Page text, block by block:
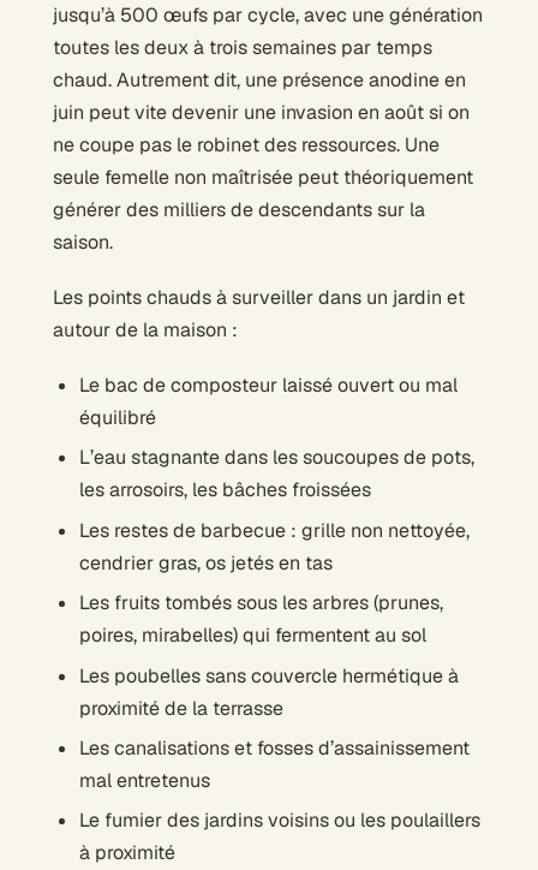
jusqu’à 500 œufs par cycle, avec une génération
toutes les deux à trois semaines par temps
chaud. Autrement dit, une présence anodine en
juin peut vite devenir une invasion en août si on
ne coupe pas le robinet des ressources. Une
seule femelle non maîtrisée peut théoriquement
générer des milliers de descendants sur la
saison.
Les points chauds à surveiller dans un jardin et
autour de la maison :
Le bac de composteur laissé ouvert ou mal
équilibré
L’eau stagnante dans les soucoupes de pots,
les arrosoirs, les bâches froissées
Les restes de barbecue : grille non nettoyée,
cendrier gras, os jetés en tas
Les fruits tombés sous les arbres (prunes,
poires, mirabelles) qui fermentent au sol
Les poubelles sans couvercle hermétique à
proximité de la terrasse
Les canalisations et fosses d’assainissement
mal entretenus
Le fumier des jardins voisins ou les poulaillers
à proximité